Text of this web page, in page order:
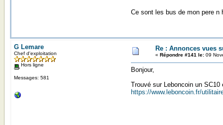
Ce sont les bus de mon pere
G Lemare
Chef d'exploitation
Hors ligne
Messages: 581
Re : Annonces vues
« Répondre #141 le: 09
Bonjour,
Trouvé sur Leboncoin un SC10
https://www.leboncoin.fr/